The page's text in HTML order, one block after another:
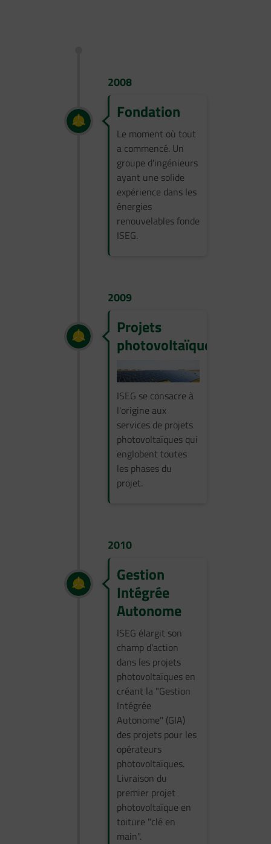
2008
Fondation
Le moment où tout
a commencé. Un
groupe d'ingénieurs
ayant une solide
expérience dans les
énergies
renouvelables fonde
ISEG.
2009
Projets
photovoltaïques
ISEG se consacre à
l'origine aux
services de projets
photovoltaïques qui
englobent toutes
les phases du
projet.
2010
Gestion
Intégrée
Autonome
ISEG élargit son
champ d'action
dans les projets
photovoltaïques en
créant la "Gestion
Intégrée
Autonome" (GIA)
des projets pour les
opérateurs
photovoltaïques.
Livraison du
premier projet
photovoltaïque en
toiture "clé en
main".